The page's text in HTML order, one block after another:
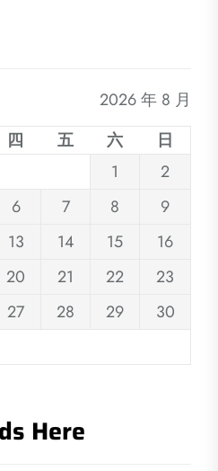
2026 年 8 月
四 五 六
日
1
2
6 7 8
9
13 14 15
16
20 21 22
23
27 28 29
30
Here